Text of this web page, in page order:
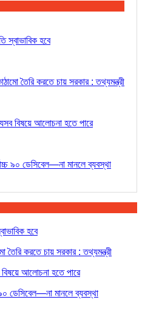
স্বাভাবিক হবে
তৈরি করতে চায় সরকার : তথ্যমন্ত্রী
যেসব বিষয়ে আলোচনা হতে পারে
৯০ ডেসিবেল—না মানলে ব্যবস্থা
হবে
তৈরি করতে চায় সরকার : তথ্যমন্ত্রী
বিষয়ে আলোচনা হতে পারে
ডেসিবেল—না মানলে ব্যবস্থা